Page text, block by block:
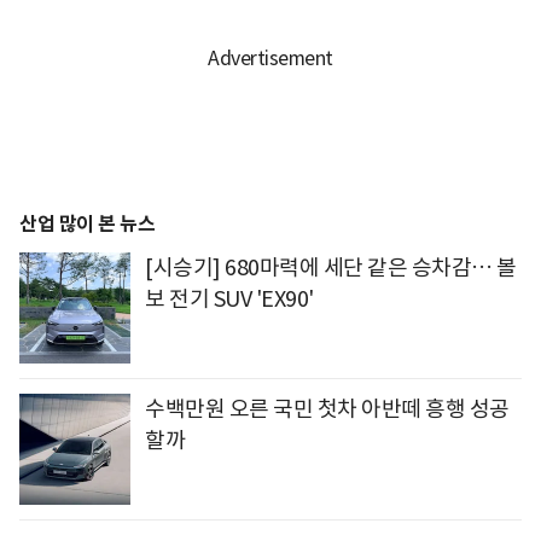
산업 많이 본 뉴스
[시승기] 680마력에 세단 같은 승차감… 볼
보 전기 SUV 'EX90'
수백만원 오른 국민 첫차 아반떼 흥행 성공
할까